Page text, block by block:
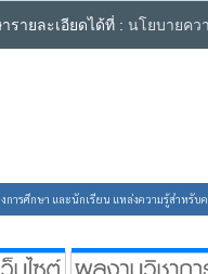
ายละเอียดได้ที่ : นโยบายคว
การศึกษา และนักเรียน แหล่งความรู้สำหรั